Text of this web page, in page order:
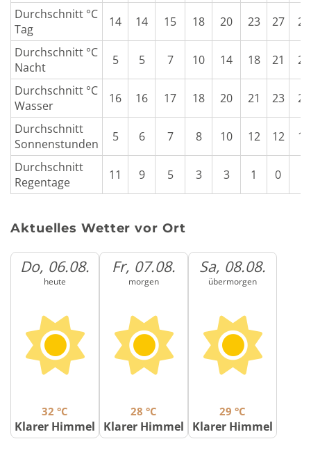
Durchschnitt °C
Tag
14 14 15 18 20 23 27
29
Durchschnitt °C
Nacht
5 5 7 10 14 18 21
21
Durchschnitt °C
Wasser
16 16 17 18 20 21 23
24
Durchschnitt
Sonnenstunden
5 6 7 8 10 12 12
12
Durchschnitt
Regentage
11 9 5 3 3 1 0
Aktuelles Wetter vor Ort
Do, 06.08.
heute
32 °C
Klarer Himmel
Fr, 07.08.
morgen
28 °C
Klarer Himmel
Sa, 08.08.
übermorgen
29 °C
Klarer Himmel